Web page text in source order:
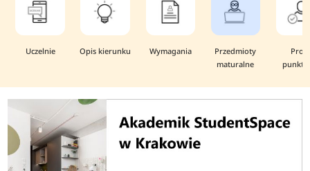
Uczelnie Opis kierunku Wymagania
Przedmioty
maturalne